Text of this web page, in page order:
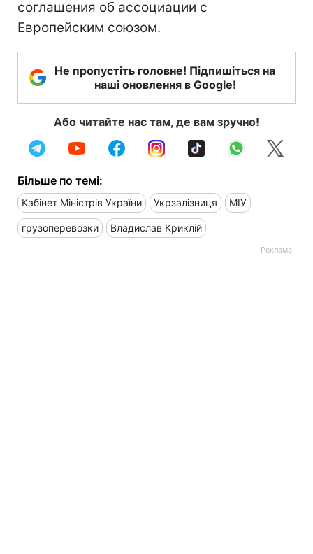
соглашения об ассоциации с
Европейским союзом.
Не пропустіть головне! Підпишіться на
наші оновлення в Google!
Або читайте нас там, де вам зручно!
Більше по темі:
Кабінет Міністрів України Укрзалізниця МІУ
грузоперевозки Владислав Криклій